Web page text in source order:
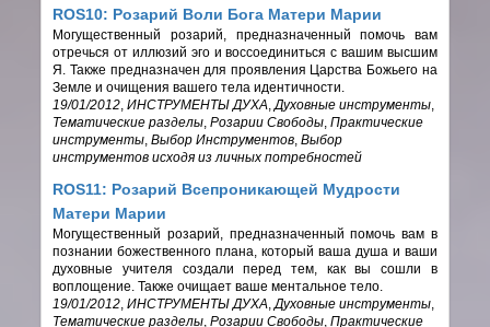
ROS10: Розарий Воли Бога Матери Марии
Могущественный розарий, предназначенный помочь вам
отречься от иллюзий эго и воссоединиться с вашим высшим
Я. Также предназначен для проявления Царства Божьего на
Земле и очищения вашего тела идентичности.
19/01/2012 ,ИНСТРУМЕНТЫ ДУХА ,Духовные инструменты
Тематические разделы ,Розарии Свободы ,Практические
инструменты ,Выбор Инструментов ,Выбор
инструментов исходя из личных потребностей
ROS11: Розарий Всепроникающей Мудрости
Матери Марии
Могущественный розарий, предназначенный помочь вам в
познании божественного плана, который ваша душа и ваши
духовные учителя создали перед тем, как вы сошли в
воплощение. Также очищает ваше ментальное тело.
19/01/2012 ,ИНСТРУМЕНТЫ ДУХА ,Духовные инструменты
Тематические разделы ,Розарии Свободы ,Практические